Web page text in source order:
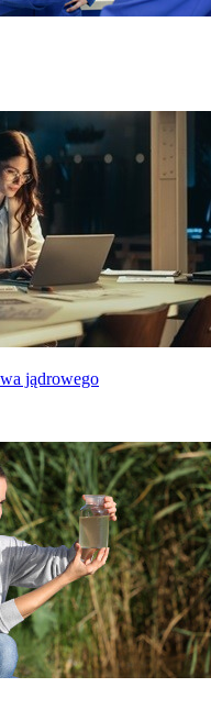
jądrowego